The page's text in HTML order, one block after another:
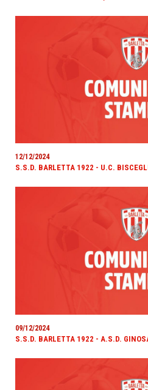
12/12/2024
S.S.D. BARLETTA 1922 - U.C.
09/12/2024
S.S.D. BARLETTA 1922 - A.S.D.